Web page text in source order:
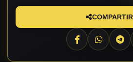
COMPARTIR